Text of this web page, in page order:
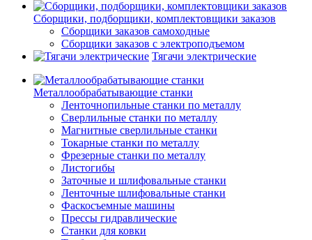
Сборщики, подборщики, комплектовщики заказов
Сборщики заказов самоходные
Сборщики заказов с электроподъемом
Тягачи электрические
Металлообрабатывающие станки
Ленточнопильные станки по металлу
Сверлильные станки по металлу
Магнитные сверлильные станки
Токарные станки по металлу
Фрезерные станки по металлу
Листогибы
Заточные и шлифовальные станки
Ленточные шлифовальные станки
Фаскосъемные машины
Прессы гидравлические
Станки для ковки